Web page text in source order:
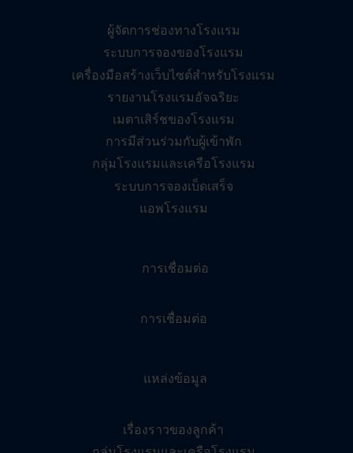
ผู้จัดการช่องทางโรงแรม
ระบบการจองของโรงแรม
เครื่องมือสร้างเว็บไซต์สำหรับโรงแรม
รายงานโรงแรมอัจฉริยะ
เมตาเสิร์ชของโรงแรม
การมีส่วนร่วมกับผู้เข้าพัก
กลุ่มโรงแรมและเครือโรงแรม
ระบบการจองเบ็ดเสร็จ
แอพโรงแรม
การเชื่อมต่อ
การเชื่อมต่อ
แหล่งข้อมูล
เรื่องราวของลูกค้า